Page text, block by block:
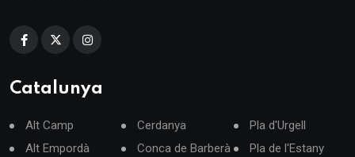
Catalunya
Alt Camp
Alt Empordà
Cerdanya
Conca de Barberà
Pla d'Urgell
Pla de l'Estany